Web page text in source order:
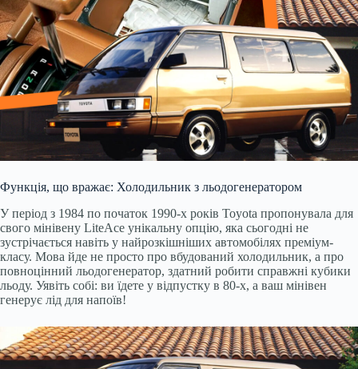
Функція, що вражає: Холодильник з льодогенератором
У період з 1984 по початок 1990-х років Toyota пропонувала для
свого мінівену LiteAce унікальну опцію, яка сьогодні не
зустрічається навіть у найрозкішніших автомобілях преміум-
класу. Мова йде не просто про вбудований холодильник, а про
повноцінний льодогенератор, здатний робити справжні кубики
льоду. Уявіть собі: ви їдете у відпустку в 80-х, а ваш мінівен
генерує лід для напоїв!